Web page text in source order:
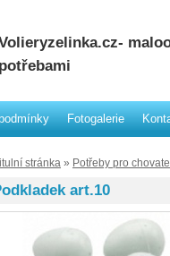
potřebami
Fotogalerie
stránka » Potřeby pro
art.10